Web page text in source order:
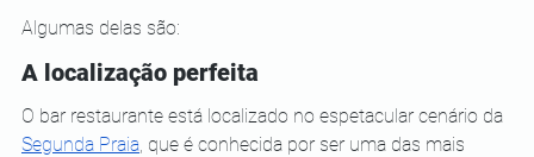
Algumas delas são:
A localização perfeita
O bar restaurante está localizado no espetacular cenário da
Segunda Praia , que é conhecida por ser uma das mais